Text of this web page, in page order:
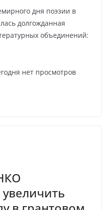
дня поэзии в
долгожданная
объединений:
нет просмотров
увеличить